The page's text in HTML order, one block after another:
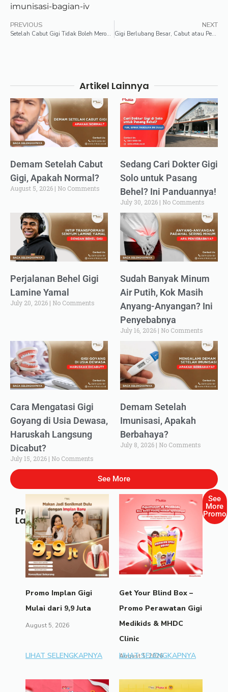
imunisasi-bagian-iv
PREVIOUS
Setelah Cabut Gigi Tidak Boleh Merokok?
NEXT
Gigi Berlubang Besar, Cabut atau Pertahankan?
Artikel Lainnya
Demam Setelah Cabut
Gigi, Apakah Normal?
August 5, 2026 No Comments
Sedang Cari Dokter Gigi
Solo untuk Pasang
Behel? Ini Panduannya!
July 30, 2026 No Comments
Perjalanan Behel Gigi
Lamine Yamal
July 20, 2026 No Comments
Sudah Banyak Minum
Air Putih, Kok Masih
Anyang-Anyangan? Ini
Penyebabnya
July 16, 2026 No Comments
Cara Mengatasi Gigi
Goyang di Usia Dewasa,
Haruskah Langsung
Dicabut?
July 15, 2026 No Comments
Demam Setelah
Imunisasi, Apakah
Berbahaya?
July 8, 2026 No Comments
See More
Promo
Lainnya
Promo Implan Gigi
Mulai dari 9,9 Juta
August 5, 2026
LIHAT SELENGKAPNYA
Get Your Blind Box –
Promo Perawatan Gigi
Medikids & MHDC
Clinic
August 1, 2026
LIHAT SELENGKAPNYA
See
More
Promo